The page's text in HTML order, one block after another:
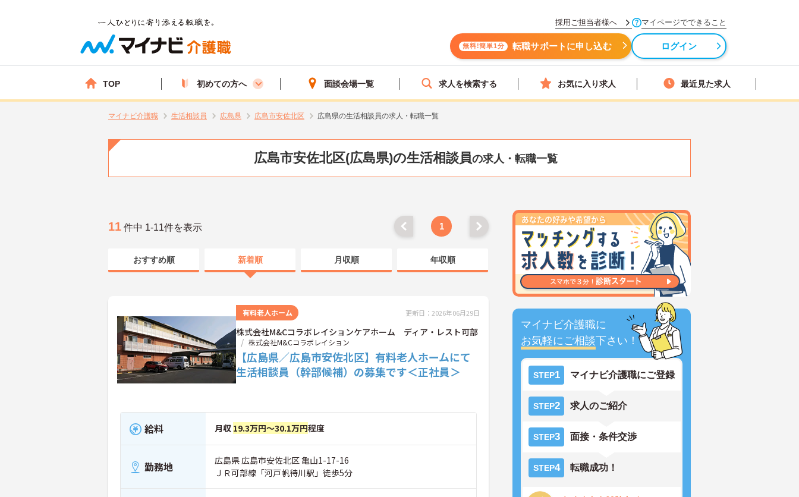
採用ご担当者様へ マイページでできること
無料!簡単1分 転職サポートに申し込む ログイン
TOP 初めての方へ 面談会場一覧 求人を検索する お気に入り求人 最近見た求人
マイナビ介護職 生活相談員 広島県 広島市安佐北区 広島県の生活相談員の求人・転職一覧
広島市安佐北区(広島県)の生活相談員の求人・転職一覧
マイナビ介護職に
お気軽にご相談下さい！
STEP1 マイナビ介護職にご登録
STEP2 求人のご紹介
STEP3 面接・条件交渉
STEP4 転職成功！
11 件中 1-11件を表示 1
おすすめ順 新着順 月収順 年収順
有料老人ホーム 更新日：2026年06月29日
株式会社M&Cコラボレイションケアホーム ディア・レスト可部
株式会社M&Cコラボレイション
【広島県／広島市安佐北区】有料老人ホームにて
生活相談員（幹部候補）の募集です＜正社員＞
給料 月収 19.3万円～30.1万円程度
勤務地
広島県 広島市安佐北区 亀山1-17-16
ＪＲ可部線「河戸帆待川駅」徒歩5分